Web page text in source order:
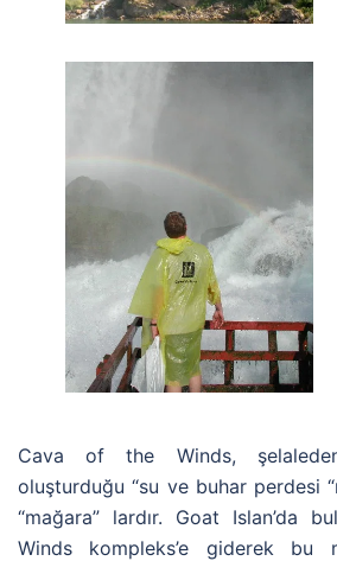
Cava of the Winds,
oluşturduğu “su ve buhar perdesi
“mağara” lardır. Goat Islan’da
Winds kompleks’e giderek bu